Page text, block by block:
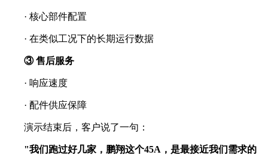
· 核心部件配置
· 在类似工况下的长期运行数据
③ 售后服务
· 响应速度
· 配件供应保障
演示结束后，客户说了一句：
"我们跑过好几家，鹏翔这个45A，是最接近我们需求的